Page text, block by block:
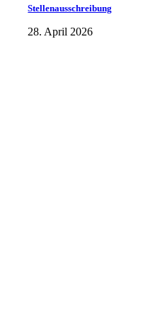
Stellenausschreibung
28. April 2026